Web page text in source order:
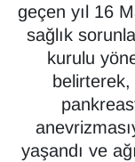
geçen yıl 16
sağlık
kurulu
belirterek,
yaşandı ve
Dernekler,
Diğer
DÜNYA
Haber Arşivi